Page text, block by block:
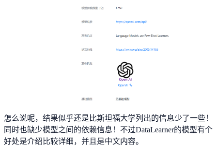
怎么说呢，结果似乎还是比斯坦福大学列出的信息少了一些！
同时也缺少模型之间的依赖信息！不过DataLearner的模型有个
好处是介绍比较详细，并且是中文内容。